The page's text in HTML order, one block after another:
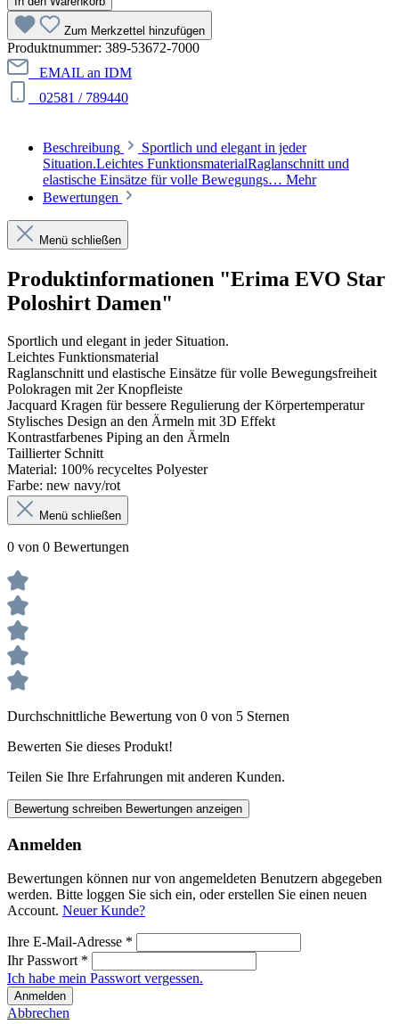
Zum Merkzettel hinzufügen
Produktnummer: 389-53672-7000
EMAIL an IDM
02581 / 789440
Beschreibung
Sportlich und elegant in jeder
Situation.Leichtes FunktionsmaterialRaglanschnitt und
elastische Einsätze für volle Bewegungs… Mehr
Bewertungen
Menü schließen
Produktinformationen "Erima EVO Star
Poloshirt Damen"
Sportlich und elegant in jeder Situation.
Leichtes Funktionsmaterial
Raglanschnitt und elastische Einsätze für volle Bewegungsfreiheit
Polokragen mit 2er Knopfleiste
Jacquard Kragen für bessere Regulierung der Körpertemperatur
Stylisches Design an den Ärmeln mit 3D Effekt
Kontrastfarbenes Piping an den Ärmeln
Taillierter Schnitt
Material: 100% recyceltes Polyester
Farbe: new navy/rot
Menü schließen
0 von 0 Bewertungen
Durchschnittliche Bewertung von 0 von 5 Sternen
Bewerten Sie dieses Produkt!
Teilen Sie Ihre Erfahrungen mit anderen Kunden.
Bewertung schreiben Bewertungen anzeigen
Anmelden
Bewertungen können nur von angemeldeten Benutzern abgegeben
werden. Bitte loggen Sie sich ein, oder erstellen Sie einen neuen
Account. Neuer Kunde?
Ihre E-Mail-Adresse *
Ihr Passwort *
Ich habe mein Passwort vergessen.
Anmelden
Abbrechen